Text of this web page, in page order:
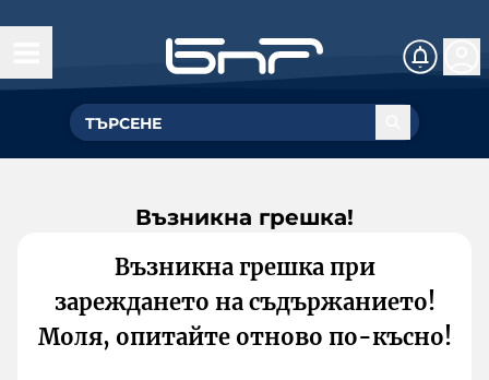
Възникна грешка!
Възникна грешка при
зареждането на съдържанието!
Моля, опитайте отново по-късно!